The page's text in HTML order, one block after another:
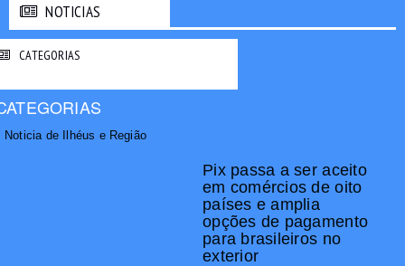
NOTICIAS
CATEGORIAS
Noticia de Ilhéus e Região
Pix passa a ser aceito
em comércios de oito
países e amplia
opções de pagamento
para brasileiros no
exterior